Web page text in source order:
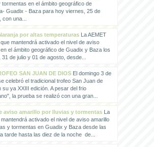
tormentas en el ámbito geográfico de
Guadix - Baza para hoy viernes, 25 de
una...
por altas temperaturasLa AEMET
mantendrá activado el nivel de aviso
el ámbito geográfico de Guadix y Baza los
de julio y 01 de agosto, desde...
SAN JUAN DE DIOSEl domingo 3 de
celebró el tradicional trofeo San Juan de
su ya XXIII edición. A pesar del frio
la prueba se realizó con una gran...
aviso amarillo por lluvias y tormentasLa
activado el nivel de aviso amarillo
y tormentas en Guadix y Baza desde las
tarde hasta las diez de la noche de...